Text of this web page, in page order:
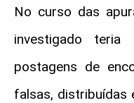
No curso das
investigado teria
postagens de
falsas, distribuídas